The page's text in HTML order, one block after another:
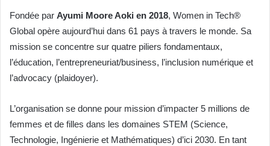
Fondée par Ayumi Moore Aoki en 2018, Women in Tech®
Global opère aujourd’hui dans 61 pays à travers le monde. Sa
mission se concentre sur quatre piliers fondamentaux,
l’éducation, l’entrepreneuriat/business, l’inclusion numérique et
l’advocacy (plaidoyer).
L’organisation se donne pour mission d’impacter 5 millions de
femmes et de filles dans les domaines STEM (Science,
Technologie, Ingénierie et Mathématiques) d’ici 2030. En tant